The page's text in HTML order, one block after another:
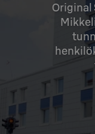
Original